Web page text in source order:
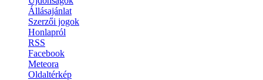
Állásajánlat
Szerzői jogok
Honlapról
RSS
Facebook
Meteora
Oldaltérkép